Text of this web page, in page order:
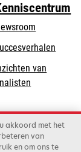
van
akkoord met het
van
en om ons te